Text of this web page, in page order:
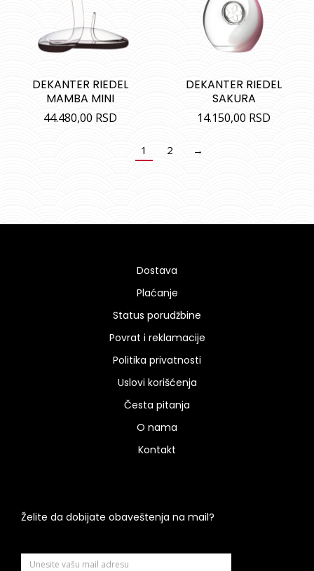
DEKANTER RIEDEL
MAMBA MINI
44.480,00 RSD
DEKANTER RIEDEL
SAKURA
14.150,00 RSD
1 2 →
Dostava
Plaćanje
Status porudžbine
Povrat i reklamacije
Politika privatnosti
Uslovi korišćenja
Česta pitanja
O nama
Kontakt
Želite da dobijate obaveštenja na mail?